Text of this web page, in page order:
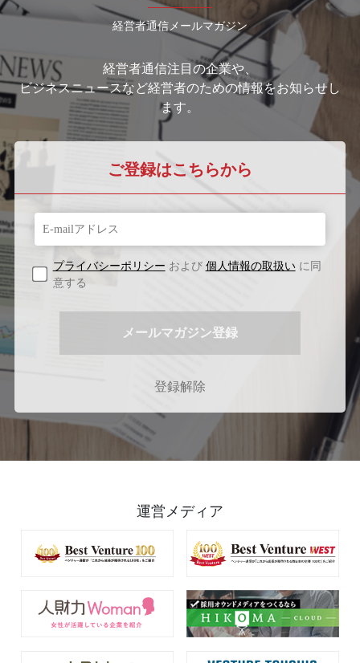
経営者通信メールマガジン
経営者通信注目の企業や、
ビジネスニュースなど経営者のための情報をお知らせし
ます。
ご登録はこちらから
プライバシーポリシー および 個人情報の取扱いに同
意する
登録解除
運営メディア